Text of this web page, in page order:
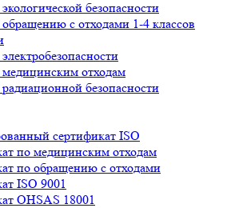
безопасности
с отходами 1-4 классов
отходам
безопасности
сертификат ISO
по медицинским отходам
по обращению с отходами
ISO 9001
OHSAS 18001